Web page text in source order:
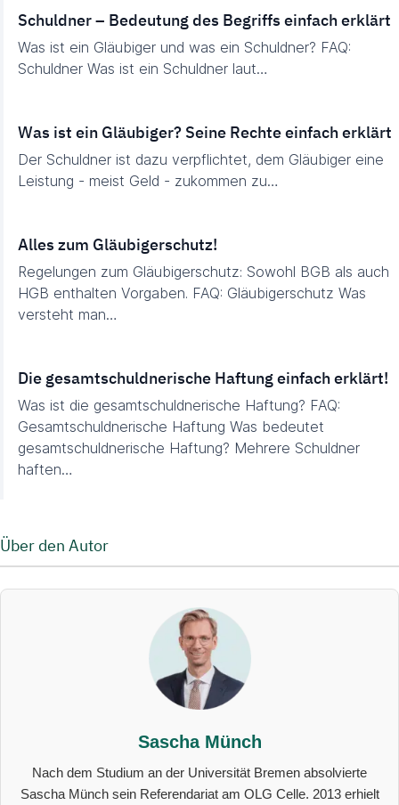
Schuldner – Bedeutung des Begriffs einfach erklärt
Was ist ein Gläubiger und was ein Schuldner? FAQ:
Schuldner Was ist ein Schuldner laut…
Was ist ein Gläubiger? Seine Rechte einfach erklärt
Der Schuldner ist dazu verpflichtet, dem Gläubiger eine
Leistung - meist Geld - zukommen zu…
Alles zum Gläubigerschutz!
Regelungen zum Gläubigerschutz: Sowohl BGB als auch
HGB enthalten Vorgaben. FAQ: Gläubigerschutz Was
versteht man…
Die gesamtschuldnerische Haftung einfach erklärt!
Was ist die gesamtschuldnerische Haftung? FAQ:
Gesamtschuldnerische Haftung Was bedeutet
gesamtschuldnerische Haftung? Mehrere Schuldner
haften…
Über den Autor
Sascha Münch
Nach dem Studium an der Universität Bremen absolvierte
Sascha Münch sein Referendariat am OLG Celle. 2013 erhielt